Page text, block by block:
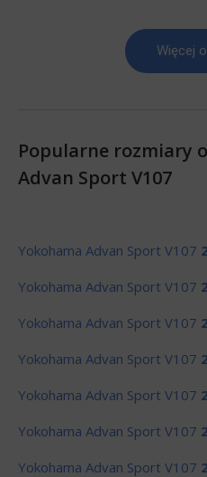
Więcej
Popularne rozmiary
Advan Sport V107
Yokohama Advan Sport V107
Yokohama Advan Sport V107
Yokohama Advan Sport V107
Yokohama Advan Sport V107
Yokohama Advan Sport V107
Yokohama Advan Sport V107
Yokohama Advan Sport V107